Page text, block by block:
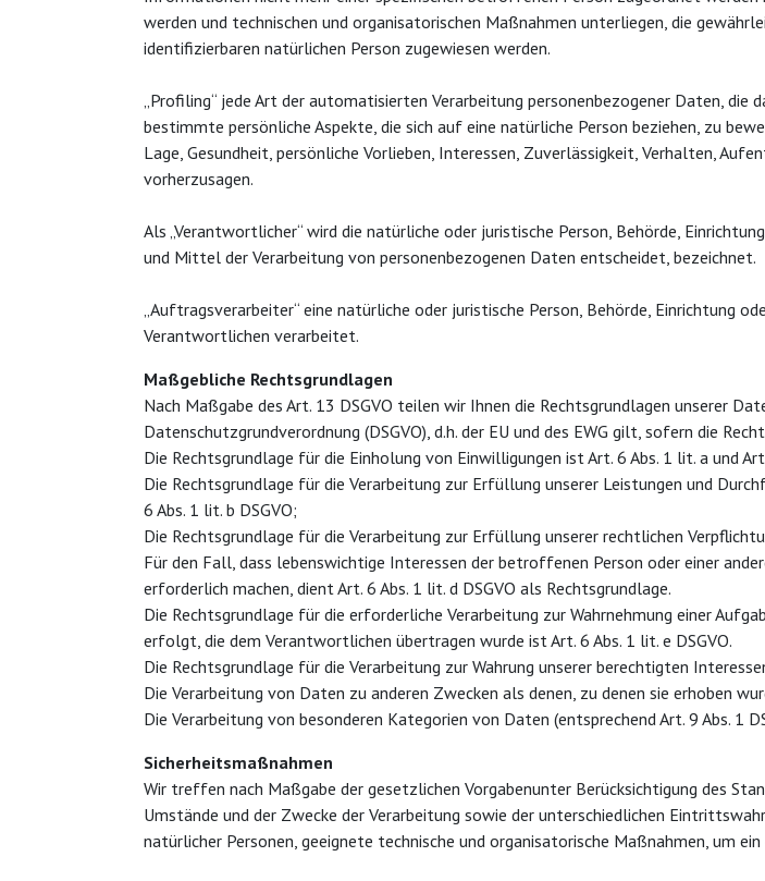
werden und technischen und organisatorischen Maßnahmen unterliegen, die
identifizierbaren natürlichen Person zugewiesen werden.
„Profiling“ jede Art der automatisierten Verarbeitung personenbezogener Daten,
bestimmte persönliche Aspekte, die sich auf eine natürliche Person beziehen, zu
Lage, Gesundheit, persönliche Vorlieben, Interessen, Zuverlässigkeit, Verhalten,
vorherzusagen.
Als „Verantwortlicher“ wird die natürliche oder juristische Person, Behörde,
und Mittel der Verarbeitung von personenbezogenen Daten entscheidet, bezeichnet.
„Auftragsverarbeiter“ eine natürliche oder juristische Person, Behörde, Einrichtung
Verantwortlichen verarbeitet.
Maßgebliche Rechtsgrundlagen
Nach Maßgabe des Art. 13 DSGVO teilen wir Ihnen die Rechtsgrundlagen unserer
Datenschutzgrundverordnung (DSGVO), d.h. der EU und des EWG gilt, sofern die
Die Rechtsgrundlage für die Einholung von Einwilligungen ist Art. 6 Abs. 1 lit. a und
Die Rechtsgrundlage für die Verarbeitung zur Erfüllung unserer Leistungen und
6 Abs. 1 lit. b DSGVO;
Die Rechtsgrundlage für die Verarbeitung zur Erfüllung unserer rechtlichen
Für den Fall, dass lebenswichtige Interessen der betroffenen Person oder einer
erforderlich machen, dient Art. 6 Abs. 1 lit. d DSGVO als Rechtsgrundlage.
Die Rechtsgrundlage für die erforderliche Verarbeitung zur Wahrnehmung einer
erfolgt, die dem Verantwortlichen übertragen wurde ist Art. 6 Abs. 1 lit. e DSGVO.
Die Rechtsgrundlage für die Verarbeitung zur Wahrung unserer berechtigten
Die Verarbeitung von Daten zu anderen Zwecken als denen, zu denen sie erhoben
Die Verarbeitung von besonderen Kategorien von Daten (entsprechend Art. 9 Abs. 1
Sicherheitsmaßnahmen
Wir treffen nach Maßgabe der gesetzlichen Vorgabenunter Berücksichtigung des
Umstände und der Zwecke der Verarbeitung sowie der unterschiedlichen
natürlicher Personen, geeignete technische und organisatorische Maßnahmen, um